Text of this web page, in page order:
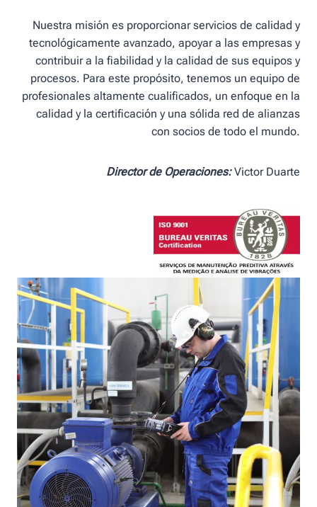
Nuestra misión es proporcionar servicios de calidad y
tecnológicamente avanzado, apoyar a las empresas y
contribuir a la fiabilidad y la calidad de sus equipos y
procesos. Para este propósito, tenemos un equipo de
profesionales altamente cualificados, un enfoque en la
calidad y la certificación y una sólida red de alianzas
con socios de todo el mundo.
Director de Operaciones:Victor Duarte